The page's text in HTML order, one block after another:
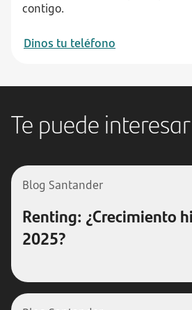
contigo.
Dinos tu teléfono
Te puede interesar
Blog Santander
Renting: ¿Crecimiento
2025?